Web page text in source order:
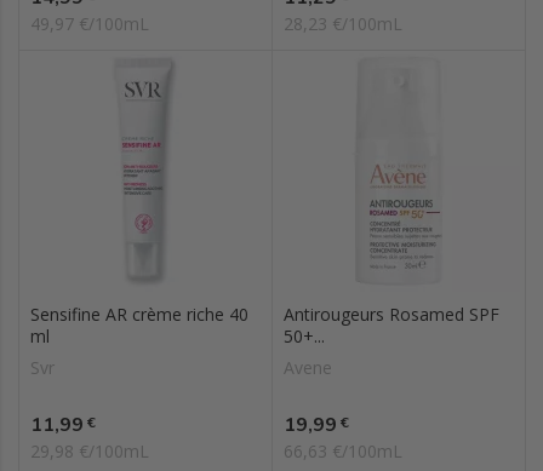
49,97 €/100mL 28,23 €/100mL
Sensifine AR crème riche 40
ml
Svr
Prix
11,99 €
29,98 €/100mL
Antirougeurs Rosamed SPF
50+...
Avene
Prix
19,99 €
66,63 €/100mL